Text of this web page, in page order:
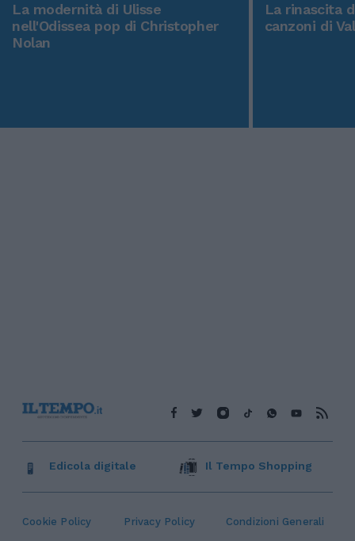
La modernità di Ulisse
nell'Odissea pop di Christopher
Nolan
La rinascita
canzoni di
Cookie Policy Privacy Policy Condizioni Generali
Edicola digitale Il Tempo Shopping